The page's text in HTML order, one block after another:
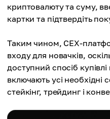
криптовалюту та суму,
картки та підтвердіть
Таким чином, CEX-
входу для новачків,
доступний спосіб
включають усі необхідні
стейкінг, трейдинг і